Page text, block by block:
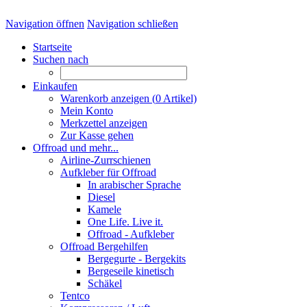
Navigation öffnen Navigation schließen
Startseite
Suchen nach
Einkaufen
Warenkorb anzeigen (0 Artikel)
Mein Konto
Merkzettel anzeigen
Zur Kasse gehen
Offroad und mehr...
Airline-Zurrschienen
Aufkleber für Offroad
In arabischer Sprache
Diesel
Kamele
One Life. Live it.
Offroad - Aufkleber
Offroad Bergehilfen
Bergegurte - Bergekits
Bergeseile kinetisch
Schäkel
Tentco